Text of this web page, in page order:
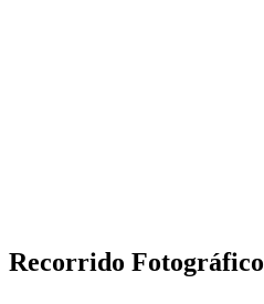
Recorrido Fotográfico